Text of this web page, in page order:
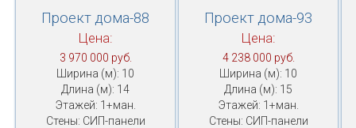
Проект дома-88
Цена:
3 970 000 руб.
Ширина (м): 10
Длина (м): 14
Этажей: 1+ман.
Стены: СИП-панели
Проект дома-93
Цена:
4 238 000 руб.
Ширина (м): 10
Длина (м): 15
Этажей: 1+ман.
Стены: СИП-панели